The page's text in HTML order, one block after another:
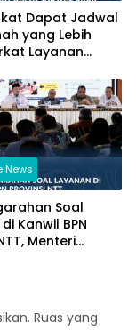
Dapat Jadwal
yang Lebih
Layanan
News
Soal
Kanwil BPN
Menteri
Ruas yang